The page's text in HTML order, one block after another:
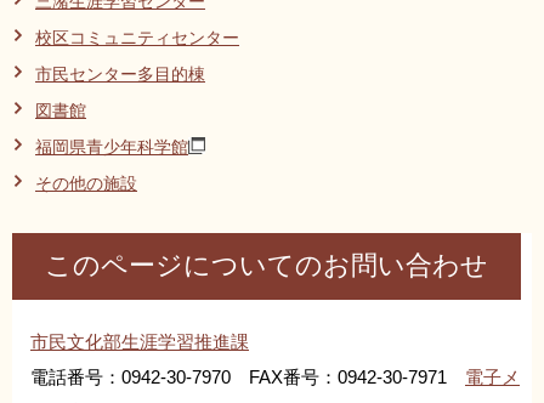
校区コミュニティセンター
市民センター多目的棟
図書館
福岡県青少年科学館
その他の施設
このページについてのお問い合わせ
市民文化部生涯学習推進課
電話番号：0942-30-7970 FAX番号：0942-30-7971 電子メ